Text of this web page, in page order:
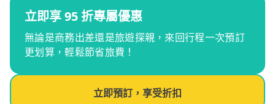
立即享 95 折專屬優惠
無論是商務出差還是旅遊探親，來回行程一次預訂
更划算，輕鬆節省旅費！
立即預訂，享受折扣